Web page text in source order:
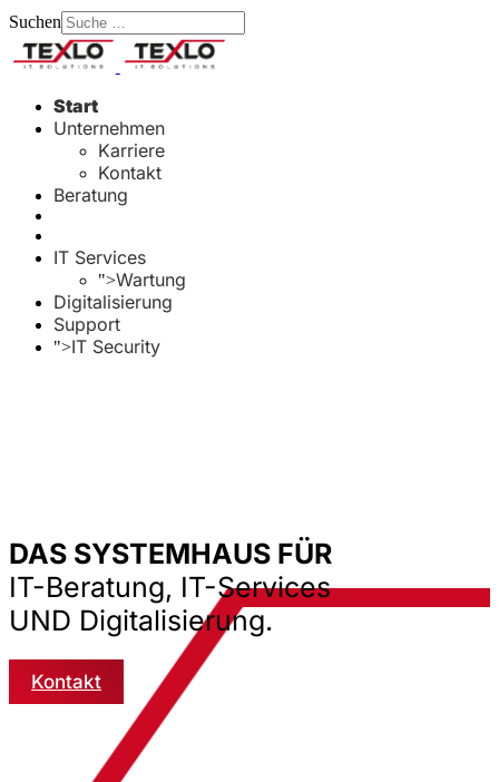
Suchen
Type 2 or more characters
for results.
Start
Unternehmen
Karriere
Kontakt
Beratung
IT Services
">Wartung
Digitalisierung
Support
">IT Security
DAS SYSTEMHAUS FÜR
IT-Beratung, IT-Services
UND Digitalisierung.
Kontakt